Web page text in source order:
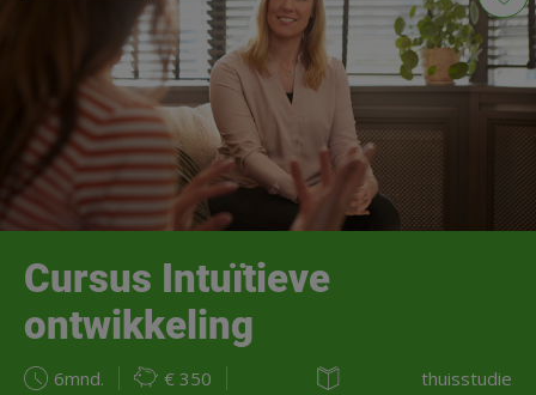
Cursus Intuïtieve
ontwikkeling
6mnd. € 350 thuisstudie